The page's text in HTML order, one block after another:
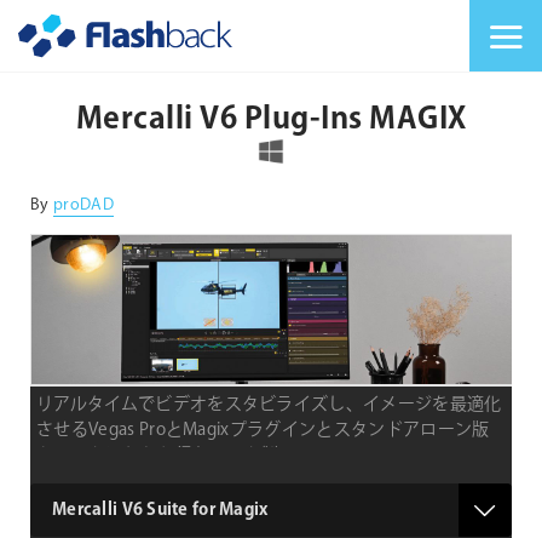
Mercalli V6 Plug-Ins MAGIX
対応OS
By proDAD
リアルタイムでビデオをスタビライズし、イメージを最適化
させるVegas ProとMagixプラグインとスタンドアローン版
type